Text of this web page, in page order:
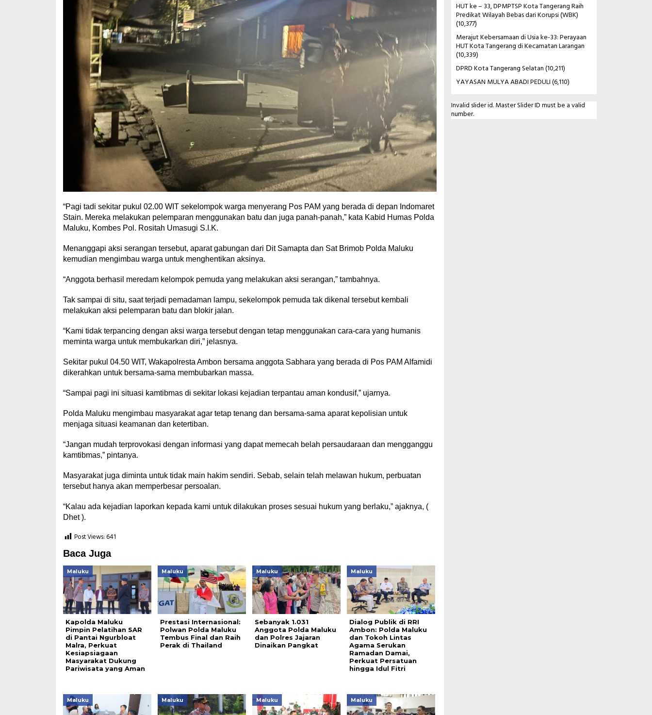
“Pagi tadi sekitar pukul 02.00 WIT sekelompok warga menyerang Pos PAM yang berada di depan Indomaret
Stain. Mereka melakukan pelemparan menggunakan batu dan juga panah-panah,” kata Kabid Humas Polda
Maluku, Kombes Pol. Rositah Umasugi S.I.K.
Menanggapi aksi serangan tersebut, aparat gabungan dari Dit Samapta dan Sat Brimob Polda Maluku
kemudian mengimbau warga untuk menghentikan aksinya.
“Anggota berhasil meredam kelompok pemuda yang melakukan aksi serangan,” tambahnya.
Tak sampai di situ, saat terjadi pemadaman lampu, sekelompok pemuda tak dikenal tersebut kembali
melakukan aksi pelemparan batu dan blokir jalan.
“Kami tidak terpancing dengan aksi warga tersebut dengan tetap menggunakan cara-cara yang humanis
meminta warga untuk membukarkan diri,” jelasnya.
Sekitar pukul 04.50 WIT, Wakapolresta Ambon bersama anggota Sabhara yang berada di Pos PAM Alfamidi
dikerahkan untuk bersama-sama membubarkan massa.
“Sampai pagi ini situasi kamtibmas di sekitar lokasi kejadian terpantau aman kondusif,” ujarnya.
Polda Maluku mengimbau masyarakat agar tetap tenang dan bersama-sama aparat kepolisian untuk
menjaga situasi keamanan dan ketertiban.
“Jangan mudah terprovokasi dengan informasi yang dapat memecah belah persaudaraan dan mengganggu
kamtibmas,” pintanya.
Masyarakat juga diminta untuk tidak main hakim sendiri. Sebab, selain telah melawan hukum, perbuatan
tersebut hanya akan memperbesar persoalan.
“Kalau ada kejadian laporkan kepada kami untuk dilakukan proses sesuai hukum yang berlaku,” ajaknya, (
Dhet ).
Post Views:641
Baca Juga
Maluku
Kapolda Maluku
Pimpin Pelatihan SAR
di Pantai Ngurbloat
Malra, Perkuat
Kesiapsiagaan
Masyarakat Dukung
Pariwisata yang Aman
Maluku
Prestasi Internasional:
Polwan Polda Maluku
Tembus Final dan Raih
Perak di Thailand
Maluku
Sebanyak 1.031
Anggota Polda Maluku
dan Polres Jajaran
Dinaikan Pangkat
Maluku
Dialog Publik di RRI
Ambon: Polda Maluku
dan Tokoh Lintas
Agama Serukan
Ramadan Damai,
Perkuat Persatuan
hingga Idul Fitri
Maluku Maluku Maluku Maluku
HUT ke – 33, DPMPTSP Kota Tangerang Raih
Predikat Wilayah Bebas dari Korupsi (WBK)
(10,377)
Merajut Kebersamaan di Usia ke-33: Perayaan
HUT Kota Tangerang di Kecamatan Larangan
(10,339)
DPRD Kota Tangerang Selatan(10,211)
YAYASAN MULYA ABADI PEDULI(6,110)
Invalid slider id. Master Slider ID must be a valid
number.